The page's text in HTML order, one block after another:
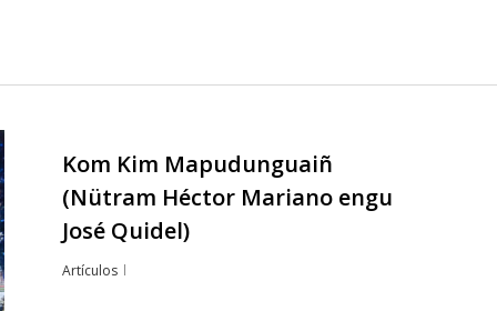
Kom Kim Mapudunguaiñ
(Nütram Héctor Mariano engu
José Quidel)
Artículos